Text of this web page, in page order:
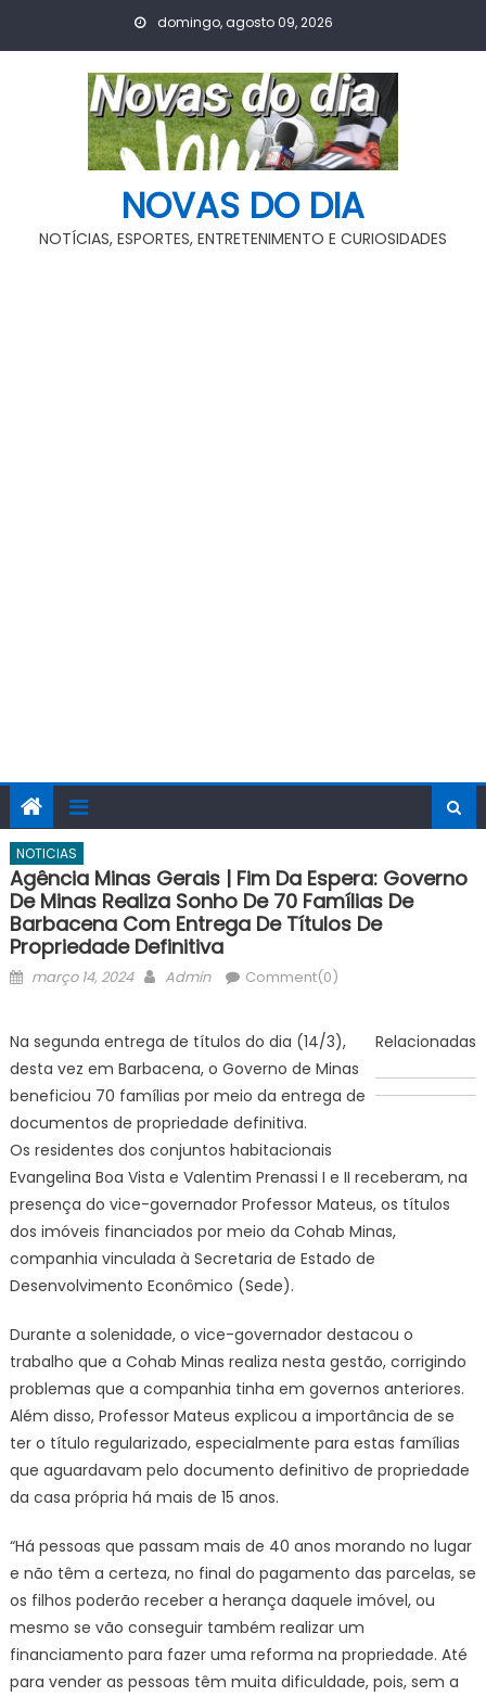
domingo, agosto 09, 2026
NOVAS DO DIA
NOTÍCIAS, ESPORTES, ENTRETENIMENTO E CURIOSIDADES
NOTICIAS
Agência Minas Gerais | Fim Da Espera: Governo
De Minas Realiza Sonho De 70 Famílias De
Barbacena Com Entrega De Títulos De
Propriedade Definitiva
Posted
março 14, 2024 Author
Admin Comment(0)
Relacionadas
Na segunda entrega de títulos do dia (14/3),
desta vez em Barbacena, o Governo de Minas
beneficiou 70 famílias por meio da entrega de
documentos de propriedade definitiva.
Os residentes dos conjuntos habitacionais
Evangelina Boa Vista e Valentim Prenassi I e II receberam, na
presença do vice-governador Professor Mateus, os títulos
dos imóveis financiados por meio da Cohab Minas,
companhia vinculada à Secretaria de Estado de
Desenvolvimento Econômico (Sede).
Durante a solenidade, o vice-governador destacou o
trabalho que a Cohab Minas realiza nesta gestão, corrigindo
problemas que a companhia tinha em governos anteriores.
Além disso, Professor Mateus explicou a importância de se
ter o título regularizado, especialmente para estas famílias
que aguardavam pelo documento definitivo de propriedade
da casa própria há mais de 15 anos.
“Há pessoas que passam mais de 40 anos morando no lugar
e não têm a certeza, no final do pagamento das parcelas, se
os filhos poderão receber a herança daquele imóvel, ou
mesmo se vão conseguir também realizar um
financiamento para fazer uma reforma na propriedade. Até
para vender as pessoas têm muita dificuldade, pois, sem a